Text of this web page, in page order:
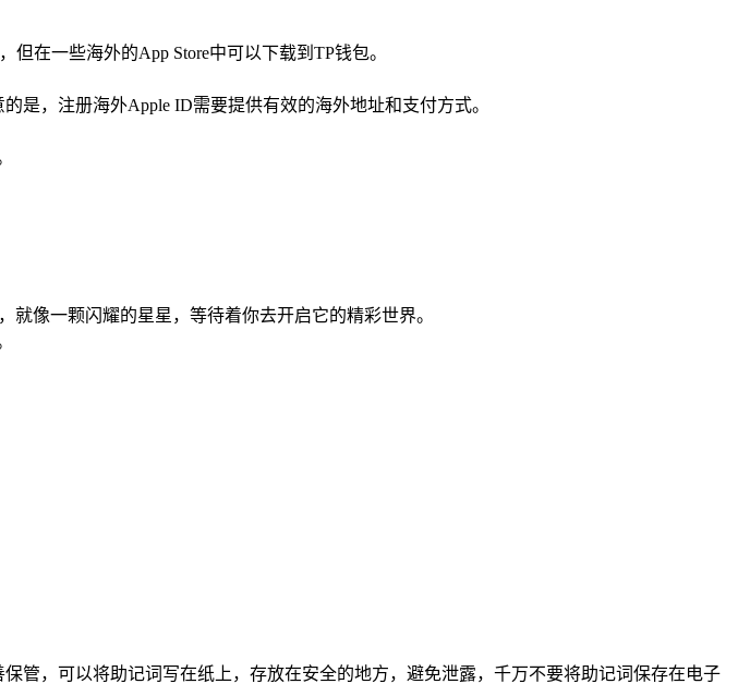
在一些海外的App Store中可以下载到TP钱包。
是，注册海外Apple ID需要提供有效的海外地址和支付方式。
就像一颗闪耀的星星，等待着你去开启它的精彩世界。
管，可以将助记词写在纸上，存放在安全的地方，避免泄露，千万不要将助记词保存在电子